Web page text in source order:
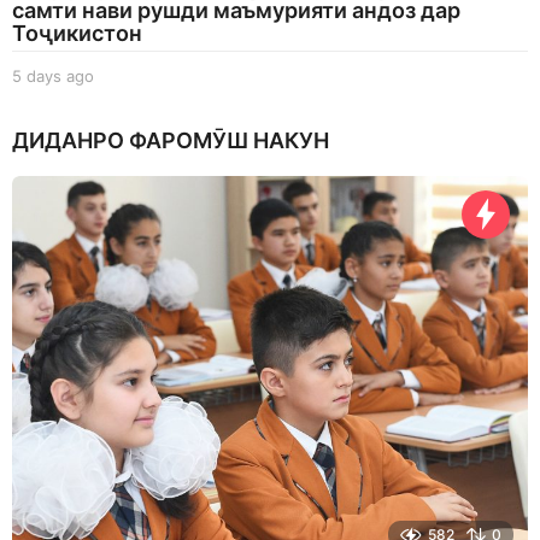
самти нави рушди маъмурияти андоз дар
Тоҷикистон
5 days ago
y
a
g
o
ДИДАНРО ФАРОМӮШ НАКУН
582 0